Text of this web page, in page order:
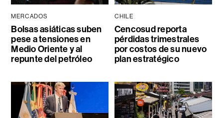
MERCADOS
Bolsas asiáticas suben
pese a tensiones en
Medio Oriente y al
repunte del petróleo
CHILE
Cencosud reporta
pérdidas trimestrales
por costos de su nuevo
plan estratégico